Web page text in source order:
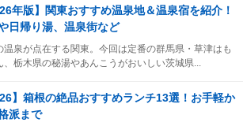
年版】関東おすすめ温泉地＆温泉宿を紹介！
日帰り湯、温泉街など
温泉が点在する関東。今回は定番の群馬県・草津はも
、栃木県の秘湯やあんこうがおいしい茨城県...
】箱根の絶品おすすめランチ13選！お手軽か
派まで